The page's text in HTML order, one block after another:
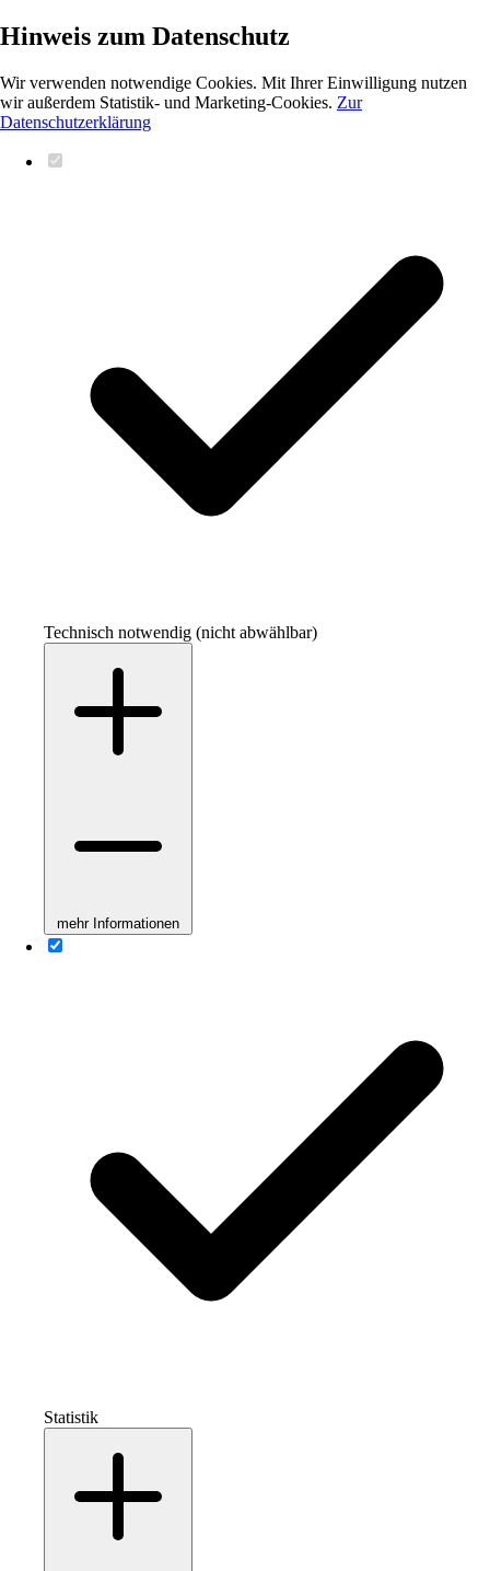
Hinweis zum Datenschutz
Wir verwenden notwendige Cookies. Mit Ihrer Einwilligung nutzen
wir außerdem Statistik- und Marketing-Cookies. Zur
Datenschutzerklärung
Technisch notwendig (nicht abwählbar)
mehr Informationen
Statistik